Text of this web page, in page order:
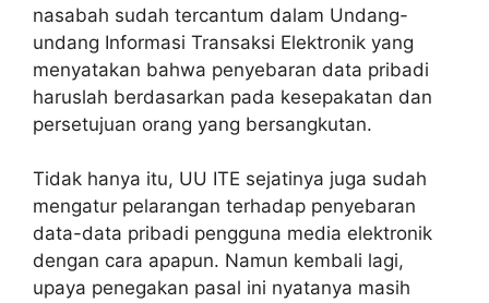
nasabah sudah tercantum dalam Undang-
undang Informasi Transaksi Elektronik yang
menyatakan bahwa penyebaran data pribadi
haruslah berdasarkan pada kesepakatan dan
persetujuan orang yang bersangkutan.
Tidak hanya itu, UU ITE sejatinya juga sudah
mengatur pelarangan terhadap penyebaran
data-data pribadi pengguna media elektronik
dengan cara apapun. Namun kembali lagi,
upaya penegakan pasal ini nyatanya masih